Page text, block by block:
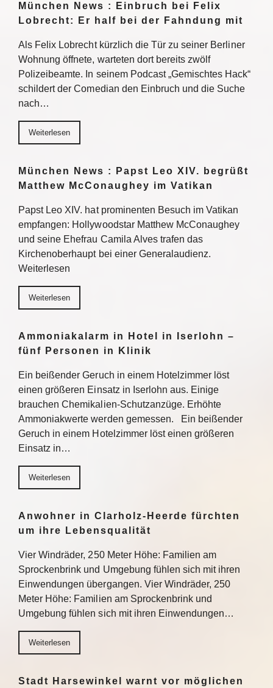
München News : Einbruch bei Felix
Lobrecht: Er half bei der Fahndung mit
Als Felix Lobrecht kürzlich die Tür zu seiner Berliner
Wohnung öffnete, warteten dort bereits zwölf
Polizeibeamte. In seinem Podcast „Gemischtes Hack“
schildert der Comedian den Einbruch und die Suche
nach…
Weiterlesen
München News : Papst Leo XIV. begrüßt
Matthew McConaughey im Vatikan
Papst Leo XIV. hat prominenten Besuch im Vatikan
empfangen: Hollywoodstar Matthew McConaughey
und seine Ehefrau Camila Alves trafen das
Kirchenoberhaupt bei einer Generalaudienz.
Weiterlesen
Weiterlesen
Ammoniakalarm in Hotel in Iserlohn –
fünf Personen in Klinik
Ein beißender Geruch in einem Hotelzimmer löst
einen größeren Einsatz in Iserlohn aus. Einige
brauchen Chemikalien-Schutzanzüge. Erhöhte
Ammoniakwerte werden gemessen. Ein beißender
Geruch in einem Hotelzimmer löst einen größeren
Einsatz in…
Weiterlesen
Anwohner in Clarholz-Heerde fürchten
um ihre Lebensqualität
Vier Windräder, 250 Meter Höhe: Familien am
Sprockenbrink und Umgebung fühlen sich mit ihren
Einwendungen übergangen. Vier Windräder, 250
Meter Höhe: Familien am Sprockenbrink und
Umgebung fühlen sich mit ihren Einwendungen…
Weiterlesen
Stadt Harsewinkel warnt vor möglichen